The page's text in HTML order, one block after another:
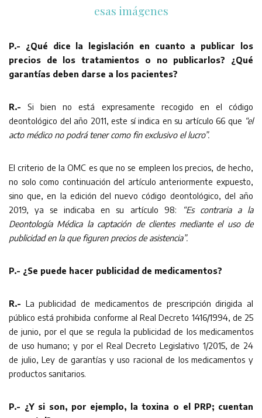
esas imágenes
P.- ¿Qué dice la legislación en cuanto a publicar los
precios de los tratamientos o no publicarlos? ¿Qué
garantías deben darse a los pacientes?
R.- Si bien no está expresamente recogido en el código
deontológico del año 2011, este sí indica en su artículo 66 que “el
acto médico no podrá tener como fin exclusivo el lucro”.
El criterio de la OMC es que no se empleen los precios, de hecho,
no solo como continuación del artículo anteriormente expuesto,
sino que, en la edición del nuevo código deontológico, del año
2019, ya se indicaba en su artículo 98:
“Es contraria a la
Deontología Médica la captación de clientes mediante el uso de
publicidad en la que figuren precios de asistencia”.
P.- ¿Se puede hacer publicidad de medicamentos?
R.- La publicidad de medicamentos de prescripción dirigida al
público está prohibida conforme al Real Decreto 1416/1994, de 25
de junio, por el que se regula la publicidad de los medicamentos
de uso humano; y por el Real Decreto Legislativo 1/2015, de 24
de julio, Ley de garantías y uso racional de los medicamentos y
productos sanitarios.
P.- ¿Y si son, por ejemplo, la toxina o el PRP; cuentan